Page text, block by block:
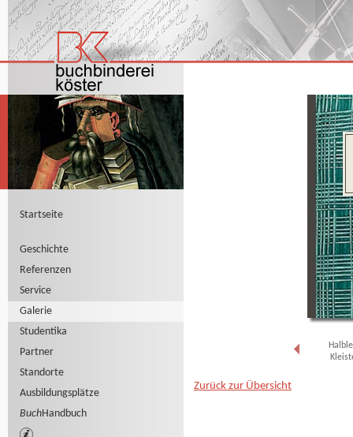
Startseite
Geschichte
Referenzen
Service
Galerie
Studentika
Partner
Standorte
Ausbildungsplätze
BuchHandbuch
Zurück zur Übersicht